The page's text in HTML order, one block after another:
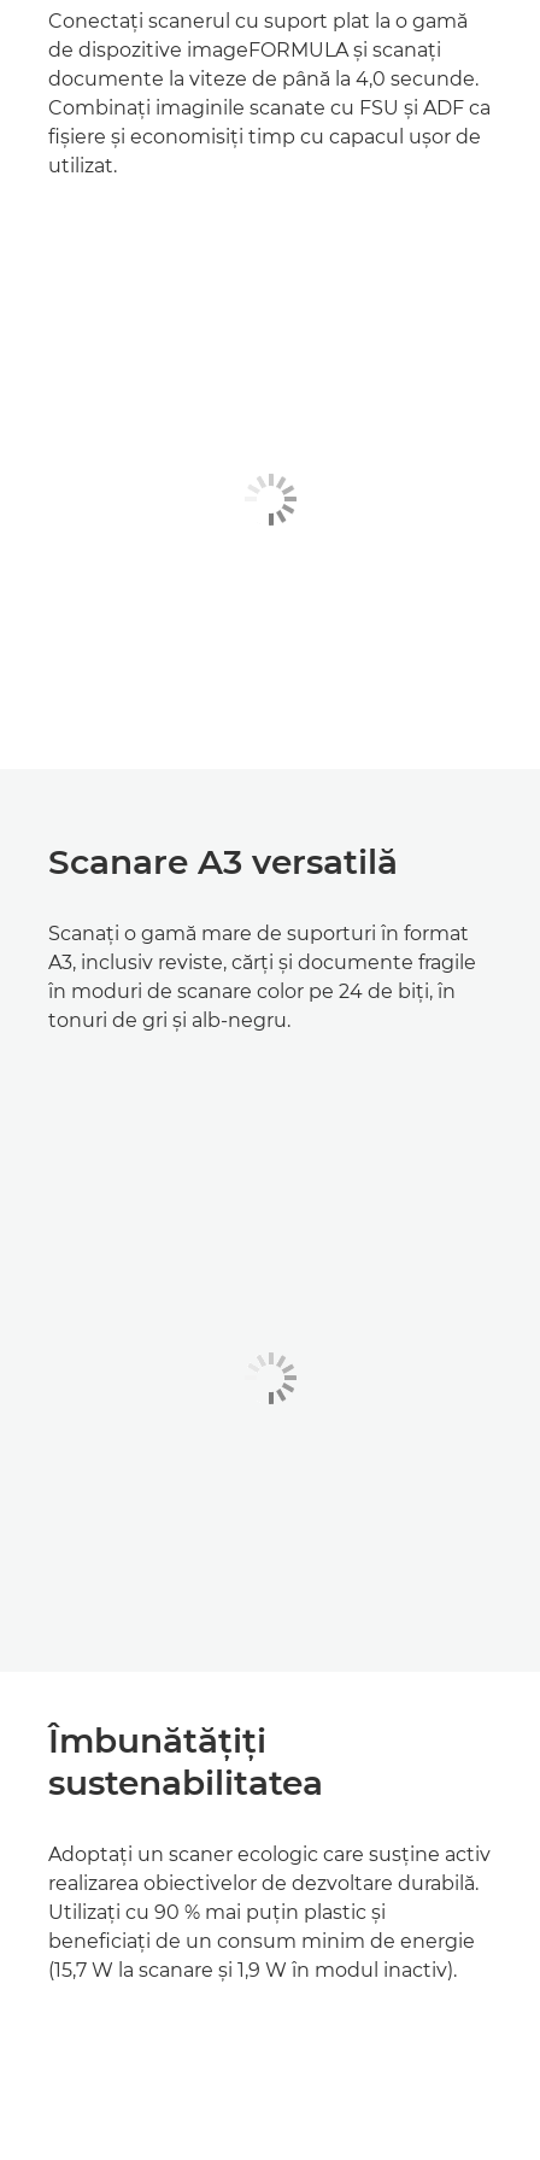
Conectaţi scanerul cu suport plat la o gamă
de dispozitive imageFORMULA şi scanaţi
documente la viteze de până la 4,0 secunde.
Combinaţi imaginile scanate cu FSU şi ADF ca
fişiere şi economisiţi timp cu capacul uşor de
utilizat.
Scanare A3 versatilă
Scanaţi o gamă mare de suporturi în format
A3, inclusiv reviste, cărţi şi documente fragile
în moduri de scanare color pe 24 de biţi, în
tonuri de gri şi alb-negru.
Îmbunătăţiţi
sustenabilitatea
Adoptaţi un scaner ecologic care susţine activ
realizarea obiectivelor de dezvoltare durabilă.
Utilizaţi cu 90 % mai puţin plastic şi
beneficiaţi de un consum minim de energie
(15,7 W la scanare şi 1,9 W în modul inactiv).